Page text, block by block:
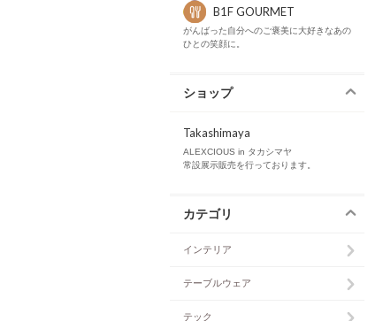
B1F GOURMET
がんばった自分へのご褒美に大好きなあの
ひとの笑顔に。
ショップ
Takashimaya
ALEXCIOUS in タカシマヤ
常設展示販売を行っております。
カテゴリ
インテリア
テーブルウェア
テック